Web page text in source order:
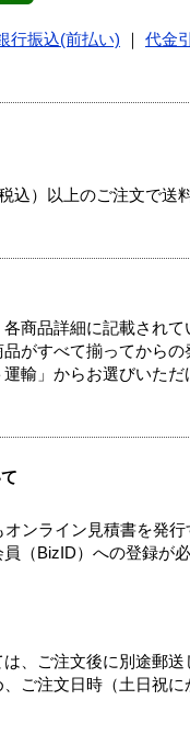
行振込(前払い) 代金
込）以上のご注文で送
商品詳細に記載されて
がすべて揃ってからの
輸」からお選びいただ
ンライン見積書を発行
（BizID）への登録が必
、ご注文後に別途郵送
ご注文日時（土日祝